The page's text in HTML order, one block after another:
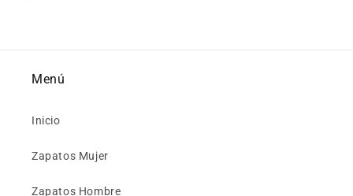
Menú
Inicio
Zapatos Mujer
Zapatos Hombre